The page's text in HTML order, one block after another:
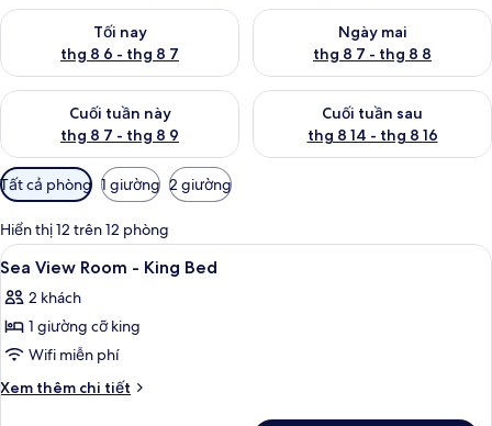
Tối nay
thg 8 6 - thg 8 7
Kiểm tra lượng phòng tối nay từ thg 8 6 - thg 8 7
Ngày mai
thg 8 7 - thg 8 8
Kiểm tra lượng phòng ngày
Cuối tuần này
thg 8 7 - thg 8 9
Kiểm tra lượng phòng cuối tuần này từ thg 8 7 - thg 8 9
Cuối tuần sau
thg 8 14 - thg 8 16
Kiểm tra lượng phòng cuối
Bộ
lọc
có
thể
dùng
để
lọc
tìm
phòng
Tất cả phòng 1 giường 2 giường
Hiển thị 12 trên 12 phòng
Xem
tất
cả
ảnh
Sea
View
Bộ trải giường bằng vải cotton Ai
18
Sea View Room - King Bed
2 khách
1 giường cỡ king
Wifi miễn phí
Xem thêm chi tiết
Chi